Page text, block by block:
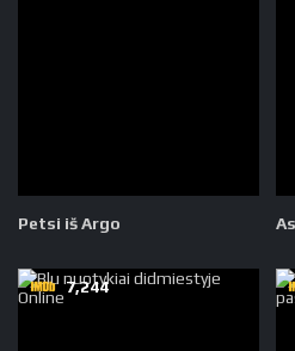
Petsi iš Argo
7,244